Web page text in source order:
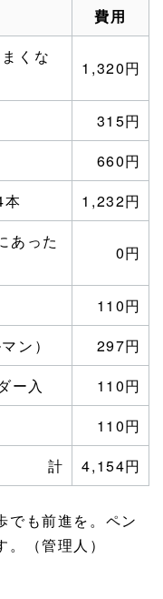
費用
くな
1,320円
315円
660円
本
1,232円
あった
0円
110円
ン）
297円
ー入
110円
110円
計
4,154円
でも前進を。ペン
（管理人）